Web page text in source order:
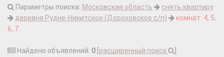
Параметры поиска: Московская область
снять квартиру
деревня Рудне-Никитское (Дороховское с/п)
комнат: 4, 5,
6, 7
Найдено объявлений: 0 расширенный поиск